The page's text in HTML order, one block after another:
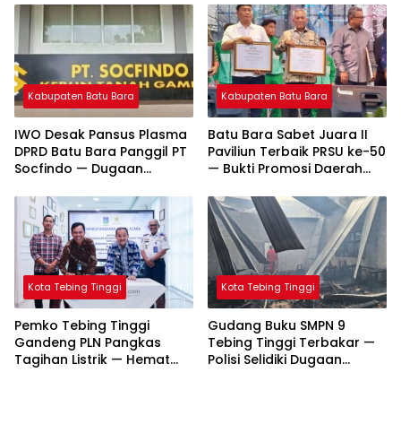
Tuntas
Kabupaten Batu Bara
IWO Desak Pansus Plasma
DPRD Batu Bara Panggil PT
Socfindo — Dugaan
Mengemuka
Kabupaten Batu Bara
Batu Bara Sabet Juara II
Paviliun Terbaik PRSU ke-50
— Bukti Promosi Daerah
Kota Tebing Tinggi
Pemko Tebing Tinggi
Gandeng PLN Pangkas
Tagihan Listrik — Hemat
Kota Tebing Tinggi
Gudang Buku SMPN 9
Tebing Tinggi Terbakar —
Polisi Selidiki Dugaan